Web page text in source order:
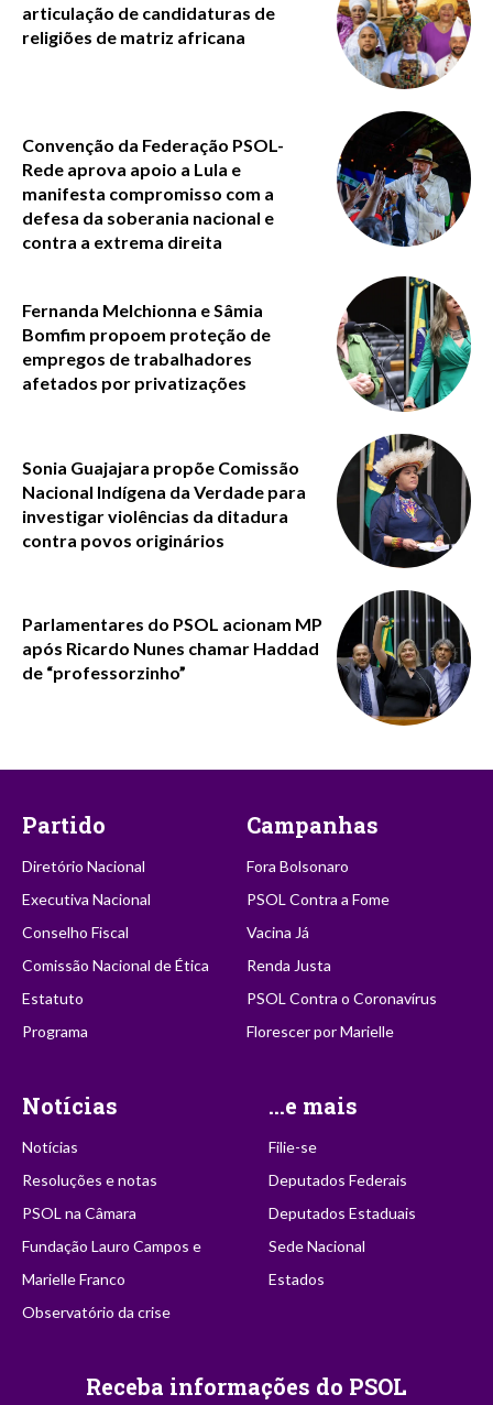
articulação de candidaturas de
religiões de matriz africana
Convenção da Federação PSOL-
Rede aprova apoio a Lula e
manifesta compromisso com a
defesa da soberania nacional e
contra a extrema direita
Fernanda Melchionna e Sâmia
Bomfim propoem proteção de
empregos de trabalhadores
afetados por privatizações
Sonia Guajajara propõe Comissão
Nacional Indígena da Verdade para
investigar violências da ditadura
contra povos originários
Parlamentares do PSOL acionam MP
após Ricardo Nunes chamar Haddad
de “professorzinho”
Partido
Diretório Nacional
Executiva Nacional
Conselho Fiscal
Comissão Nacional de Ética
Estatuto
Programa
Campanhas
Fora Bolsonaro
PSOL Contra a Fome
Vacina Já
Renda Justa
PSOL Contra o Coronavírus
Florescer por Marielle
Notícias
Notícias
Resoluções e notas
PSOL na Câmara
Fundação Lauro Campos e
Marielle Franco
Observatório da crise
...e mais
Filie-se
Deputados Federais
Deputados Estaduais
Sede Nacional
Estados
Receba informações do PSOL